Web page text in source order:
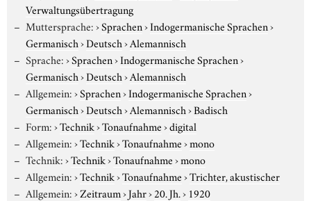
Verwaltungsübertragung
Muttersprache:›Sprachen›Indogermanische Sprachen›
Germanisch›Deutsch›Alemannisch
Sprache:›Sprachen›Indogermanische Sprachen›
Germanisch›Deutsch›Alemannisch
Allgemein:›Sprachen›Indogermanische Sprachen›
Germanisch›Deutsch›Alemannisch›Badisch
Form:›Technik›Tonaufnahme›digital
Allgemein:›Technik›Tonaufnahme›mono
Technik:›Technik›Tonaufnahme›mono
Allgemein:›Technik›Tonaufnahme›Trichter, akustischer
Allgemein:›Zeitraum›Jahr›20. Jh.› 1920